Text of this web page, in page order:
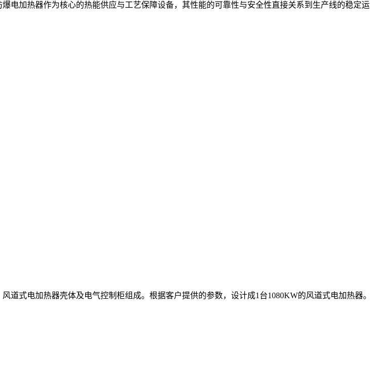
电加热器作为核心的热能供应与工艺保障设备，其性能的可靠性与安全性直接关系到生产线的稳定运
道式电加热器壳体及电气控制柜组成。根据客户提供的参数，设计成1台1080KW的风道式电加热器。